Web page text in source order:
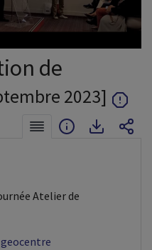
de
2023]
Atelier de
geocentre